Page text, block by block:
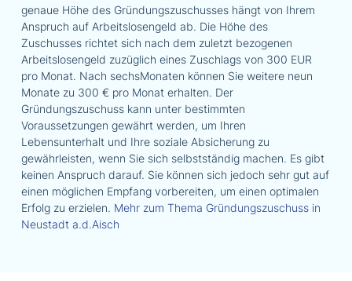
genaue Höhe des Gründungszuschusses hängt von Ihrem
Anspruch auf Arbeitslosengeld ab. Die Höhe des
Zuschusses richtet sich nach dem zuletzt bezogenen
Arbeitslosengeld zuzüglich eines Zuschlags von 300 EUR
pro Monat. Nach sechsMonaten können Sie weitere neun
Monate zu 300 € pro Monat erhalten. Der
Gründungszuschuss kann unter bestimmten
Voraussetzungen gewährt werden, um Ihren
Lebensunterhalt und Ihre soziale Absicherung zu
gewährleisten, wenn Sie sich selbstständig machen. Es gibt
keinen Anspruch darauf. Sie können sich jedoch sehr gut auf
einen möglichen Empfang vorbereiten, um einen optimalen
Erfolg zu erzielen. Mehr zum Thema Gründungszuschuss in
Neustadt a.d.Aisch